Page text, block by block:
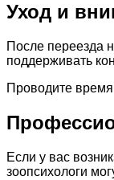
Уход и
После переезда
поддерживать
Проводите
Если у вас
зоопсихологи